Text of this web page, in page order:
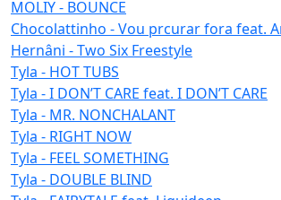
MOLIY - BOUNCE
Chocolattinho - Vou prcurar fora feat.
Hernâni - Two Six Freestyle
Tyla - HOT TUBS
Tyla - I DON’T CARE feat. I DON’T CARE
Tyla - MR. NONCHALANT
Tyla - RIGHT NOW
Tyla - FEEL SOMETHING
Tyla - DOUBLE BLIND